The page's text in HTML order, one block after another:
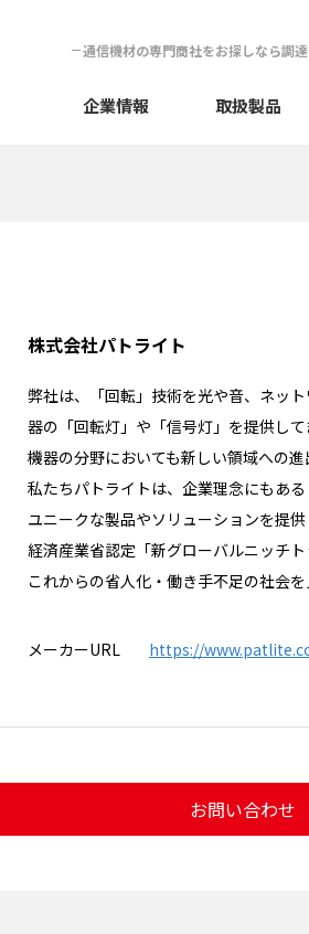
通信機材の専門商社をお探しなら調
企業情報 取扱製品
株式会社パトライト
弊社は、「回転」技術を光や音、ネッ
器の「回転灯」や「信号灯」を提供し
機器の分野においても新しい領域への進
私たちパトライトは、企業理念にもあ
ユニークな製品やソリューションを提
経済産業省認定「新グローバルニッチ
これからの省人化・働き手不足の社会
メーカーURL https://
お問い合わせ